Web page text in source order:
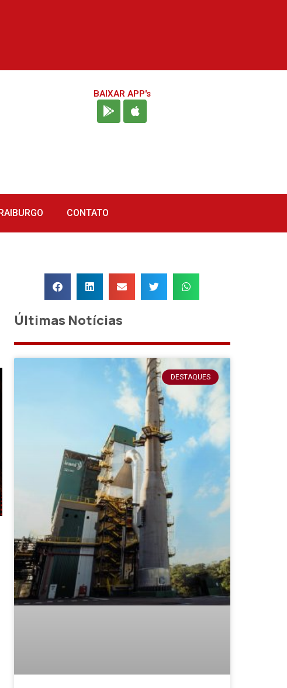
BAIXAR APP's
CONTATO
Últimas Notícias
DESTAQUES